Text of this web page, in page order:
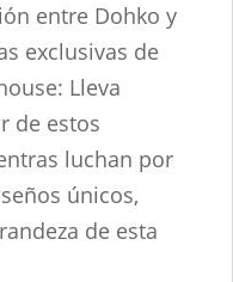
entre Dohko y
exclusivas de
Lleva
de estos
luchan por
únicos,
de esta